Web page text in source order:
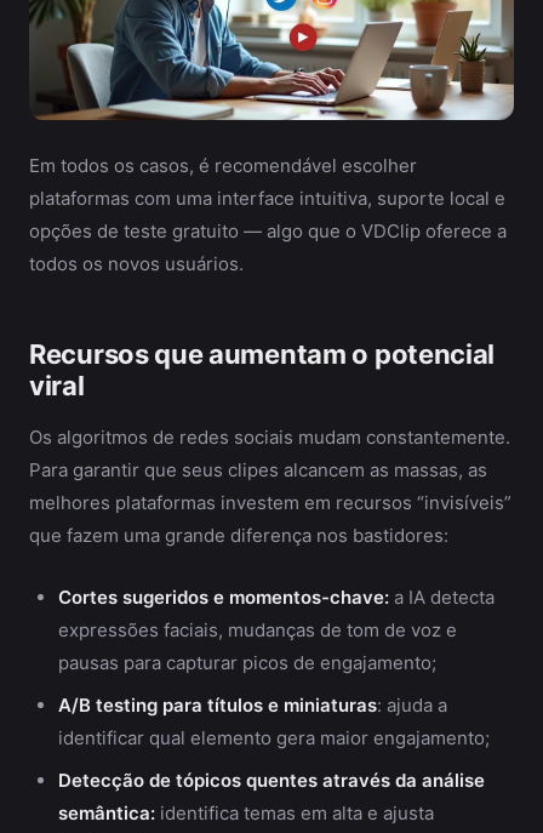
Em todos os casos, é recomendável escolher
plataformas com uma interface intuitiva, suporte local e
opções de teste gratuito — algo que o VDClip oferece a
todos os novos usuários.
Recursos que aumentam o potencial
viral
Os algoritmos de redes sociais mudam constantemente.
Para garantir que seus clipes alcancem as massas, as
melhores plataformas investem em recursos “invisíveis”
que fazem uma grande diferença nos bastidores:
Cortes sugeridos e momentos-chave: a IA detecta
expressões faciais, mudanças de tom de voz e
pausas para capturar picos de engajamento;
A/B testing para títulos e miniaturas: ajuda a
identificar qual elemento gera maior engajamento;
Detecção de tópicos quentes através da análise
semântica: identifica temas em alta e ajusta